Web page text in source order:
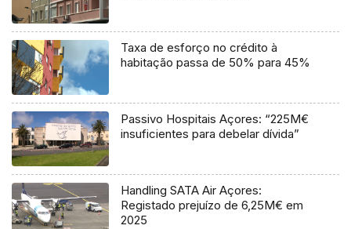
Taxa de esforço no crédito à
habitação passa de 50% para 45%
Passivo Hospitais Açores: “225M€
insuficientes para debelar dívida”
Handling SATA Air Açores:
Registado prejuízo de 6,25M€ em
2025